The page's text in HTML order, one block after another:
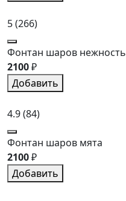
5(266)
Фонтан шаров нежность
2100₽
Добавить
4.9(84)
Фонтан шаров мята
2100₽
Добавить